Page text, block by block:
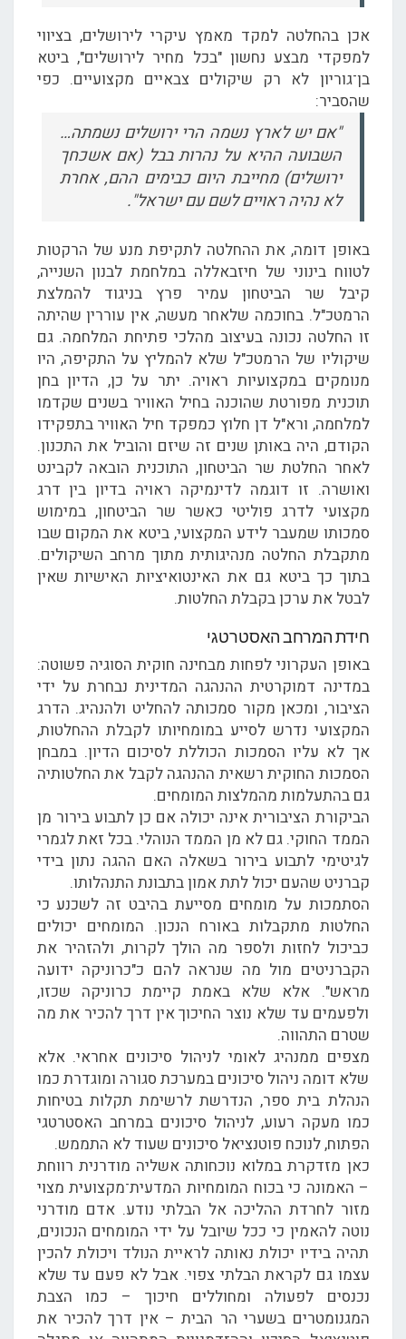
אכן בהחלטה למקד מאמץ עיקרי לירושלים, בציווי
למפקדי מבצע נחשון "בכל מחיר לירושלים", ביטא
בן־גוריון לא רק שיקולים צבאיים מקצועיים. כפי
שהסביר:
"אם יש לארץ נשמה הרי ירושלים נשמתה…
השבועה ההיא על נהרות בבל (אם אשכחך
ירושלים) מחייבת היום כבימים ההם, אחרת
לא נהיה ראויים לשם עם ישראל".
באופן דומה, את ההחלטה לתקיפת מנע של הרקטות
לטווח בינוני של חיזבאללה במלחמת לבנון השנייה,
קיבל שר הביטחון עמיר פרץ בניגוד להמלצת
הרמטכ"ל. בחוכמה שלאחר מעשה, אין עוררין שהיתה
זו החלטה נכונה בעיצוב מהלכי פתיחת המלחמה. גם
שיקוליו של הרמטכ"ל שלא להמליץ על התקיפה, היו
מנומקים במקצועיות ראויה. יתר על כן, הדיון בחן
תוכנית מפורטת שהוכנה בחיל האוויר בשנים שקדמו
למלחמה, ורא"ל דן חלוץ כמפקד חיל האוויר בתפקידו
הקודם, היה באותן שנים זה שיזם והוביל את התכנון.
לאחר החלטת שר הביטחון, התוכנית הובאה לקבינט
ואושרה. זו דוגמה לדינמיקה ראויה בדיון בין דרג
מקצועי לדרג פוליטי כאשר שר הביטחון, במימוש
סמכותו שמעבר לידע המקצועי, ביטא את המקום שבו
מתקבלת החלטה מנהיגותית מתוך מרחב השיקולים.
בתוך כך ביטא גם את האינטואיציות האישיות שאין
לבטל את ערכן בקבלת החלטות.
חידת המרחב האסטרטגי
באופן העקרוני לפחות מבחינה חוקית הסוגיה פשוטה:
במדינה דמוקרטית ההנהגה המדינית נבחרת על ידי
הציבור, ומכאן מקור סמכותה להחליט ולהנהיג. הדרג
המקצועי נדרש לסייע במומחיותו לקבלת ההחלטות,
אך לא עליו הסמכות הכוללת לסיכום הדיון. במבחן
הסמכות החוקית רשאית ההנהגה לקבל את החלטותיה
גם בהתעלמות מהמלצות המומחים.
הביקורת הציבורית אינה יכולה אם כן לתבוע בירור מן
הממד החוקי. גם לא מן הממד הנוהלי. בכל זאת לגמרי
לגיטימי לתבוע בירור בשאלה האם ההגה נתון בידי
קברניט שהעם יכול לתת אמון בתבונת התנהלותו.
הסתמכות על מומחים מסייעת בהיבט זה לשכנע כי
החלטות מתקבלות באורח הנכון. המומחים יכולים
כביכול לחזות ולספר מה הולך לקרות, ולהזהיר את
הקברניטים מול מה שנראה להם כ"כרוניקה ידועה
מראש". אלא שלא באמת קיימת כרוניקה שכזו,
ולפעמים עד שלא נוצר החיכוך אין דרך להכיר את מה
שטרם התהווה.
מצפים ממנהיג לאומי לניהול סיכונים אחראי. אלא
שלא דומה ניהול סיכונים במערכת סגורה ומוגדרת כמו
הנהלת בית ספר, הנדרשת לרשימת תקלות בטיחות
כמו מעקה רעוע, לניהול סיכונים במרחב האסטרטגי
הפתוח, לנוכח פוטנציאל סיכונים שעוד לא התממש.
כאן מזדקרת במלוא נוכחותה אשליה מודרנית רווחת
– האמונה כי בכוח המומחיות המדעית־מקצועית מצוי
מזור לחרדת ההליכה אל הבלתי נודע. אדם מודרני
נוטה להאמין כי ככל שיובל על ידי המומחים הנכונים,
תהיה בידיו יכולת נאותה לראיית הנולד ויכולת להכין
עצמו גם לקראת הבלתי צפוי. אבל לא פעם עד שלא
נכנסים לפעולה ומחוללים חיכוך – כמו הצבת
המגנומטרים בשערי הר הבית – אין דרך להכיר את